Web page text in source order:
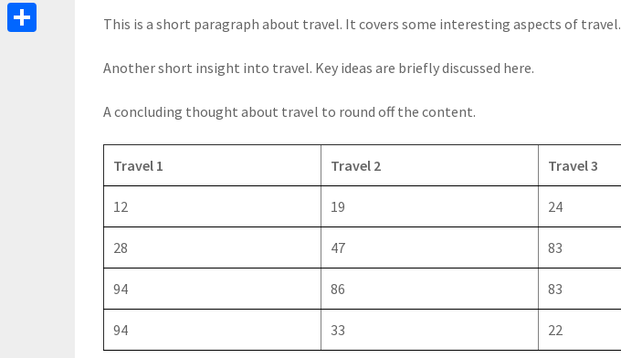
This is a short paragraph about travel. It covers some interesting aspects of travel.
Another short insight into travel. Key ideas are briefly discussed here.
A concluding thought about travel to round off the content.
Travel 1 Travel 2 Travel 3
12 19 24
28 47 83
94 86 83
94 33 22
Odnoklassniki